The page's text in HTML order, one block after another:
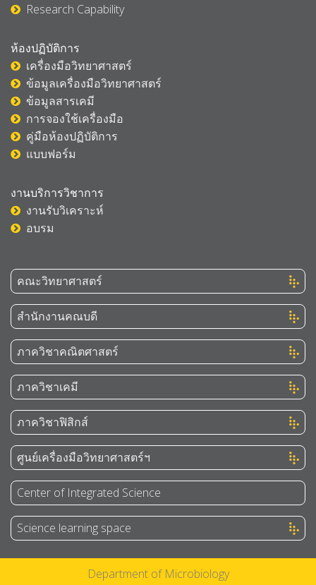
Research Capability
ห้องปฏิบัติการ
เครื่องมือวิทยาศาสตร์
ข้อมูลเครื่องมือวิทยาศาสตร์
ข้อมูลสารเคมี
การจองใช้เครื่องมือ
คู่มือห้องปฏิบัติการ
แบบฟอร์ม
งานบริการวิชาการ
งานรับวิเคราะห์
อบรม
คณะวิทยาศาสตร์
สำนักงานคณบดี
ภาควิชาคณิตศาสตร์
ภาควิชาเคมี
ภาควิชาฟิสิกส์
ศูนย์เครื่องมือวิทยาศาสตร์ฯ
Center of Integrated Science
Science learning space
Department of Microbiology